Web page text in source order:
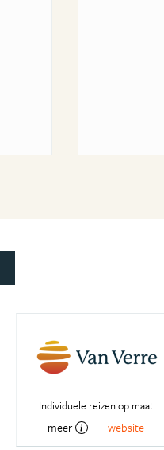
Individuele reizen op maat
meer website